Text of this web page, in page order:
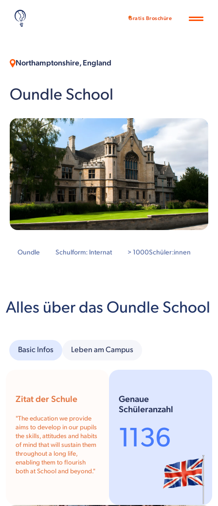
Gratis Broschüre
Northamptonshire, England
Oundle School
Oundle Schulform: Internat > 1000Schüler:innen
Alles über das Oundle School
Basic Infos Leben am Campus
Zitat der Schule
"The education we provide
aims to develop in our pupils
the skills, attitudes and habits
of mind that will sustain them
throughout a long life,
enabling them to flourish
both at School and beyond."
Genaue
Schüleranzahl
1136